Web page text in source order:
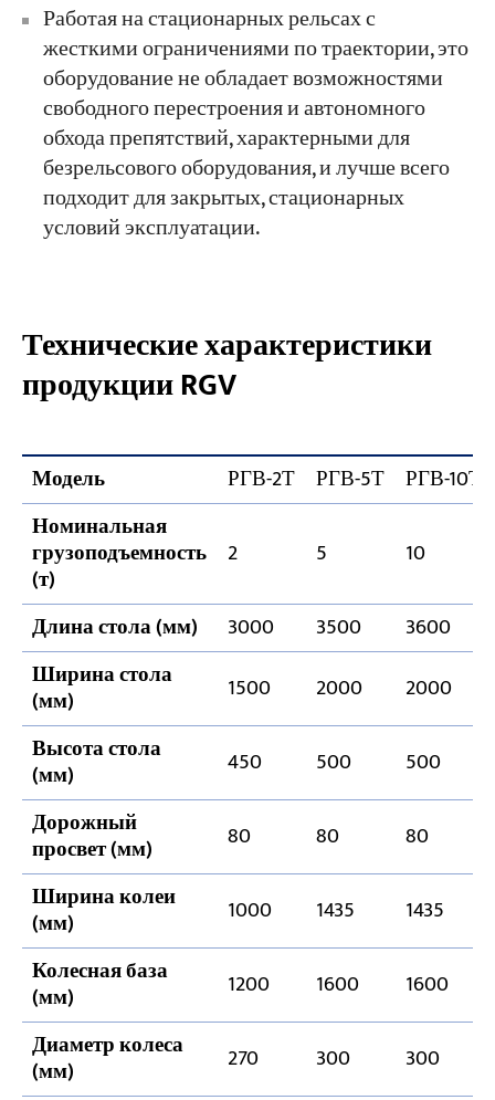
Работая на стационарных рельсах с
жесткими ограничениями по траектории, это
оборудование не обладает возможностями
свободного перестроения и автономного
обхода препятствий, характерными для
безрельсового оборудования, и лучше всего
подходит для закрытых, стационарных
условий эксплуатации.
Технические характеристики
продукции RGV
Модель РГВ-2Т РГВ-5Т
РГВ-10Т
Номинальная
грузоподъемность
(т)
2 5 10
Длина стола (мм) 3000 3500
3600
Ширина стола
(мм) 1500 2000
2000
Высота стола
(мм) 450 500
500
Дорожный
просвет (мм) 80 80
80
Ширина колеи
(мм) 1000 1435
1435
Колесная база
(мм) 1200 1600
1600
Диаметр колеса
(мм) 270 300
300